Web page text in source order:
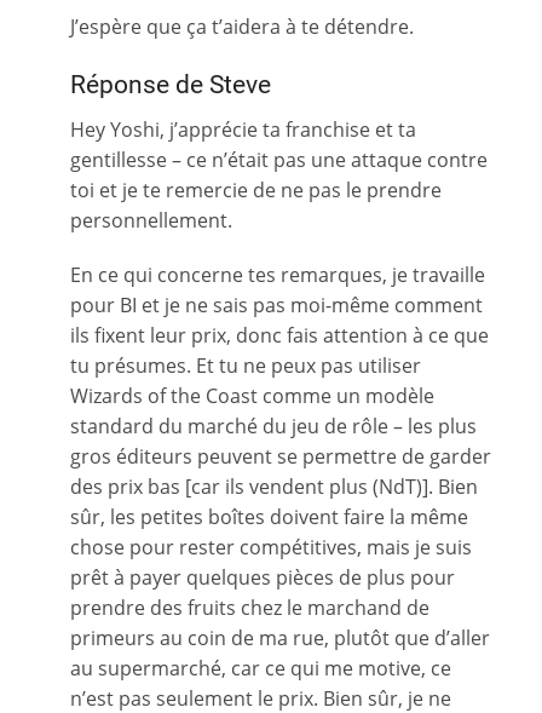
J’espère que ça t’aidera à te détendre.
Réponse de Steve
Hey Yoshi, j’apprécie ta franchise et ta
gentillesse – ce n’était pas une attaque contre
toi et je te remercie de ne pas le prendre
personnellement.
En ce qui concerne tes remarques, je travaille
pour BI et je ne sais pas moi-même comment
ils fixent leur prix, donc fais attention à ce que
tu présumes. Et tu ne peux pas utiliser
Wizards of the Coast comme un modèle
standard du marché du jeu de rôle – les plus
gros éditeurs peuvent se permettre de garder
des prix bas [car ils vendent plus (NdT)]. Bien
sûr, les petites boîtes doivent faire la même
chose pour rester compétitives, mais je suis
prêt à payer quelques pièces de plus pour
prendre des fruits chez le marchand de
primeurs au coin de ma rue, plutôt que d’aller
au supermarché, car ce qui me motive, ce
n’est pas seulement le prix. Bien sûr, je ne